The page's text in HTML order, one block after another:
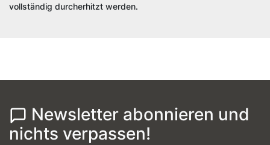
vollständig durcherhitzt werden.
Newsletter abonnieren und
nichts verpassen!